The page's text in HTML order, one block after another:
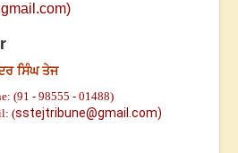
)
ਸਿੰਘ ਤੇਜ
(91 - 98555 - 01488)
(sstejtribune@gmail.com)